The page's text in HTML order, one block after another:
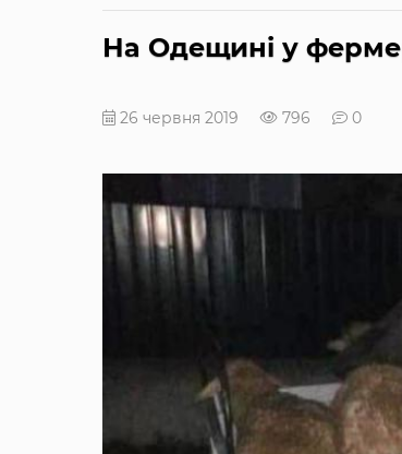
На Одещині у
26 червня 2019 796 0